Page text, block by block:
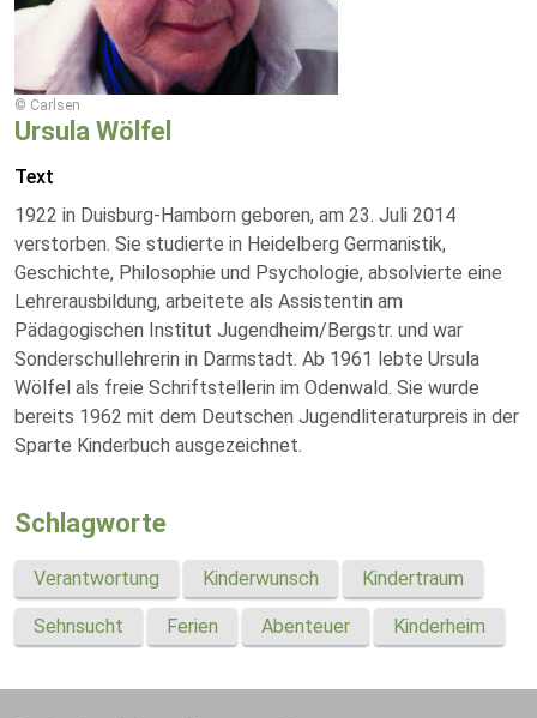
© Carlsen
Ursula Wölfel
Text
1922 in Duisburg-Hamborn geboren, am 23. Juli 2014
verstorben. Sie studierte in Heidelberg Germanistik,
Geschichte, Philosophie und Psychologie, absolvierte eine
Lehrerausbildung, arbeitete als Assistentin am
Pädagogischen Institut Jugendheim/Bergstr. und war
Sonderschullehrerin in Darmstadt. Ab 1961 lebte Ursula
Wölfel als freie Schriftstellerin im Odenwald. Sie wurde
bereits 1962 mit dem Deutschen Jugendliteraturpreis in der
Sparte Kinderbuch ausgezeichnet.
Schlagworte
Verantwortung Kinderwunsch Kindertraum
Sehnsucht Ferien Abenteuer Kinderheim